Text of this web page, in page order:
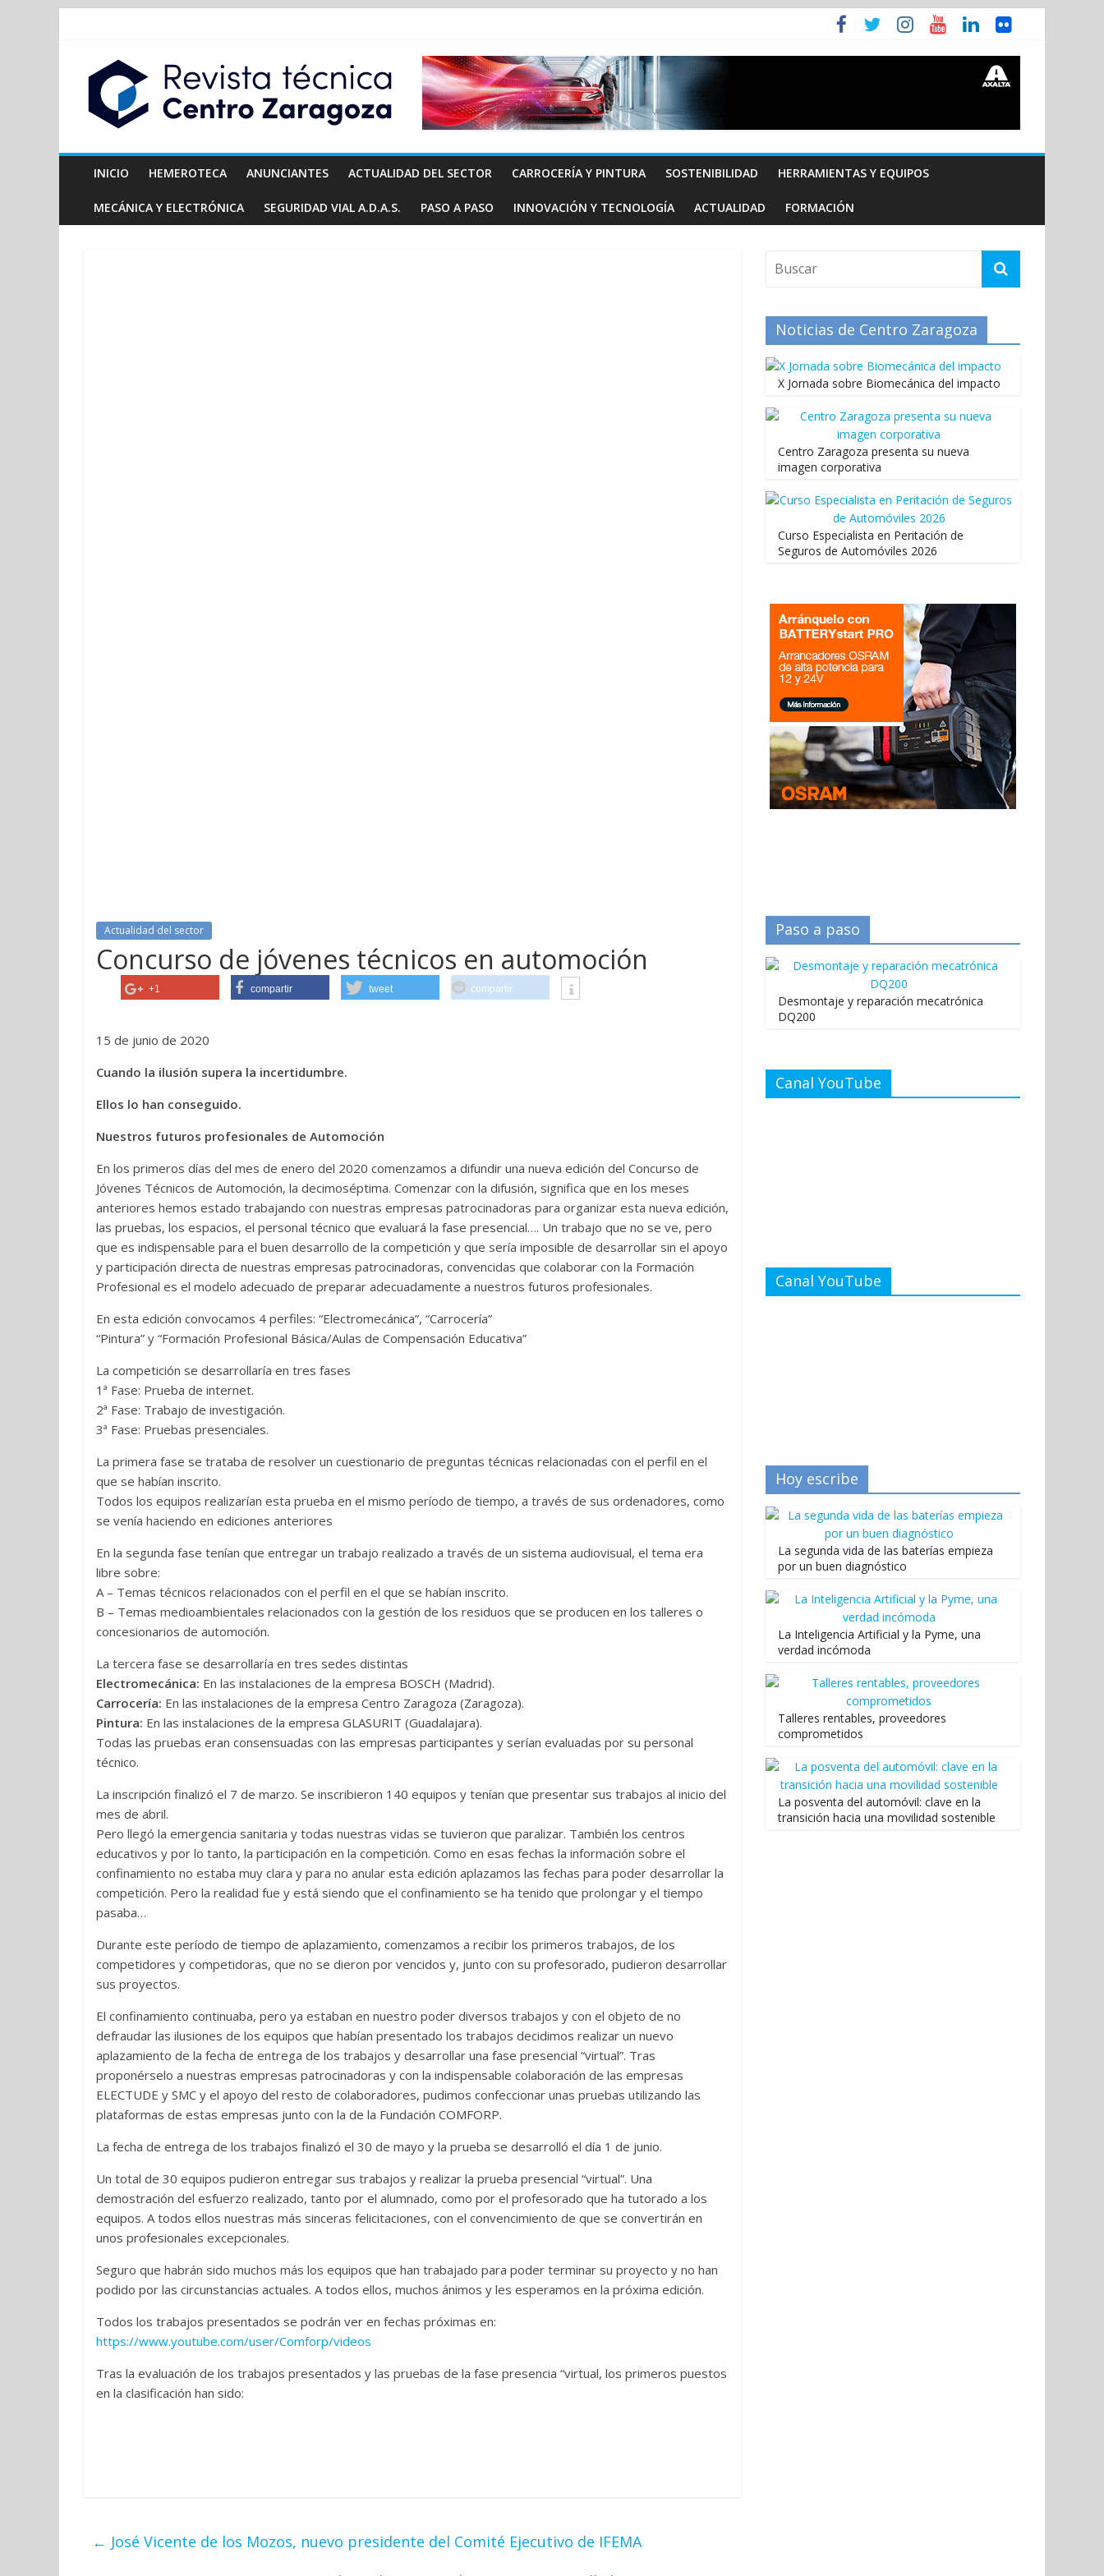
INICIO HEMEROTECA ANUNCIANTES ACTUALIDAD DEL SECTOR CARROCERÍA Y PINTURA SOSTENIBILIDAD HERRAMIENTAS Y EQUIPOS
MECÁNICA Y ELECTRÓNICA SEGURIDAD VIAL A.D.A.S. PASO A PASO INNOVACIÓN Y TECNOLOGÍA ACTUALIDAD FORMACIÓN
Actualidad del sector
Concurso de jóvenes técnicos en automoción
+1 compartir tweet compartir
15 de junio de 2020
Cuando la ilusión supera la incertidumbre.
Ellos lo han conseguido.
Nuestros futuros profesionales de Automoción
En los primeros días del mes de enero del 2020 comenzamos a difundir una nueva edición del Concurso de
Jóvenes Técnicos de Automoción, la decimoséptima. Comenzar con la difusión, significa que en los meses
anteriores hemos estado trabajando con nuestras empresas patrocinadoras para organizar esta nueva edición,
las pruebas, los espacios, el personal técnico que evaluará la fase presencial…. Un trabajo que no se ve, pero
que es indispensable para el buen desarrollo de la competición y que sería imposible de desarrollar sin el apoyo
y participación directa de nuestras empresas patrocinadoras, convencidas que colaborar con la Formación
Profesional es el modelo adecuado de preparar adecuadamente a nuestros futuros profesionales.
En esta edición convocamos 4 perfiles: “Electromecánica”, “Carrocería”
“Pintura” y “Formación Profesional Básica/Aulas de Compensación Educativa”
La competición se desarrollaría en tres fases
1ª Fase: Prueba de internet.
2ª Fase: Trabajo de investigación.
3ª Fase: Pruebas presenciales.
La primera fase se trataba de resolver un cuestionario de preguntas técnicas relacionadas con el perfil en el
que se habían inscrito.
Todos los equipos realizarían esta prueba en el mismo período de tiempo, a través de sus ordenadores, como
se venía haciendo en ediciones anteriores
En la segunda fase tenían que entregar un trabajo realizado a través de un sistema audiovisual, el tema era
libre sobre:
A – Temas técnicos relacionados con el perfil en el que se habían inscrito.
B – Temas medioambientales relacionados con la gestión de los residuos que se producen en los talleres o
concesionarios de automoción.
La tercera fase se desarrollaría en tres sedes distintas
Electromecánica: En las instalaciones de la empresa BOSCH (Madrid).
Carrocería: En las instalaciones de la empresa Centro Zaragoza (Zaragoza).
Pintura: En las instalaciones de la empresa GLASURIT (Guadalajara).
Todas las pruebas eran consensuadas con las empresas participantes y serían evaluadas por su personal
técnico.
La inscripción finalizó el 7 de marzo. Se inscribieron 140 equipos y tenían que presentar sus trabajos al inicio del
mes de abril.
Pero llegó la emergencia sanitaria y todas nuestras vidas se tuvieron que paralizar. También los centros
educativos y por lo tanto, la participación en la competición. Como en esas fechas la información sobre el
confinamiento no estaba muy clara y para no anular esta edición aplazamos las fechas para poder desarrollar la
competición. Pero la realidad fue y está siendo que el confinamiento se ha tenido que prolongar y el tiempo
pasaba…
Durante este período de tiempo de aplazamiento, comenzamos a recibir los primeros trabajos, de los
competidores y competidoras, que no se dieron por vencidos y, junto con su profesorado, pudieron desarrollar
sus proyectos.
El confinamiento continuaba, pero ya estaban en nuestro poder diversos trabajos y con el objeto de no
defraudar las ilusiones de los equipos que habían presentado los trabajos decidimos realizar un nuevo
aplazamiento de la fecha de entrega de los trabajos y desarrollar una fase presencial “virtual”. Tras
proponérselo a nuestras empresas patrocinadoras y con la indispensable colaboración de las empresas
ELECTUDE y SMC y el apoyo del resto de colaboradores, pudimos confeccionar unas pruebas utilizando las
plataformas de estas empresas junto con la de la Fundación COMFORP.
La fecha de entrega de los trabajos finalizó el 30 de mayo y la prueba se desarrolló el día 1 de junio.
Un total de 30 equipos pudieron entregar sus trabajos y realizar la prueba presencial “virtual”. Una
demostración del esfuerzo realizado, tanto por el alumnado, como por el profesorado que ha tutorado a los
equipos. A todos ellos nuestras más sinceras felicitaciones, con el convencimiento de que se convertirán en
unos profesionales excepcionales.
Seguro que habrán sido muchos más los equipos que han trabajado para poder terminar su proyecto y no han
podido por las circunstancias actuales. A todos ellos, muchos ánimos y les esperamos en la próxima edición.
Todos los trabajos presentados se podrán ver en fechas próximas en:
https://www.youtube.com/user/Comforp/videos
Tras la evaluación de los trabajos presentados y las pruebas de la fase presencia “virtual, los primeros puestos
en la clasificación han sido:
← José Vicente de los Mozos, nuevo presidente del Comité Ejecutivo de IFEMA
Noticias de Centro Zaragoza
X Jornada sobre Biomecánica del impacto
Centro Zaragoza presenta su nueva
imagen corporativa
Curso Especialista en Peritación de
Seguros de Automóviles 2026
Paso a paso
Desmontaje y reparación mecatrónica
DQ200
Canal YouTube
Canal YouTube
Hoy escribe
La segunda vida de las baterías empieza
por un buen diagnóstico
La Inteligencia Artificial y la Pyme, una
verdad incómoda
Talleres rentables, proveedores
comprometidos
La posventa del automóvil: clave en la
transición hacia una movilidad sostenible